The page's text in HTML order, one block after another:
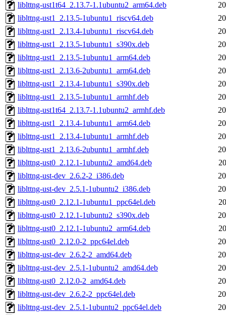
liblttng-ust1t64_2.13.7-1.1ubuntu2_arm64.deb
liblttng-ust1_2.13.5-1ubuntu1_riscv64.deb
liblttng-ust1_2.13.4-1ubuntu1_riscv64.deb
liblttng-ust1_2.13.5-1ubuntu1_s390x.deb
liblttng-ust1_2.13.5-1ubuntu1_arm64.deb
liblttng-ust1_2.13.6-2ubuntu1_arm64.deb
liblttng-ust1_2.13.4-1ubuntu1_s390x.deb
liblttng-ust1_2.13.5-1ubuntu1_armhf.deb
liblttng-ust1t64_2.13.7-1.1ubuntu2_armhf.deb
liblttng-ust1_2.13.4-1ubuntu1_arm64.deb
liblttng-ust1_2.13.4-1ubuntu1_armhf.deb
liblttng-ust1_2.13.6-2ubuntu1_armhf.deb
liblttng-ust0_2.12.1-1ubuntu2_amd64.deb
liblttng-ust-dev_2.6.2-2_i386.deb
liblttng-ust-dev_2.5.1-1ubuntu2_i386.deb
liblttng-ust0_2.12.1-1ubuntu1_ppc64el.deb
liblttng-ust0_2.12.1-1ubuntu2_s390x.deb
liblttng-ust0_2.12.1-1ubuntu2_arm64.deb
liblttng-ust0_2.12.0-2_ppc64el.deb
liblttng-ust-dev_2.6.2-2_amd64.deb
liblttng-ust-dev_2.5.1-1ubuntu2_amd64.deb
liblttng-ust0_2.12.0-2_amd64.deb
liblttng-ust-dev_2.6.2-2_ppc64el.deb
liblttng-ust-dev_2.5.1-1ubuntu2_ppc64el.deb